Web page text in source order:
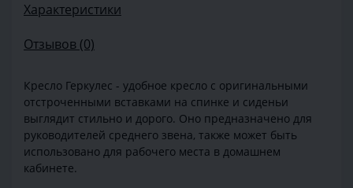
Характеристики
Отзывов (0)
Кресло Геркулес - удобное кресло с оригинальными
отстроченными вставками на спинке и сиденьи
выглядит стильно и дорого. Оно предназначено для
руководителей среднего звена, также может быть
использовано для рабочего места в домашнем
кабинете.